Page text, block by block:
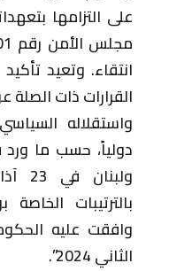
على التزامها
انتقاء. وتعيد
القرارات ذات
واستقلاله
دولياً، حسب ما ورد
بالترتيبات
الثاني 2024”.